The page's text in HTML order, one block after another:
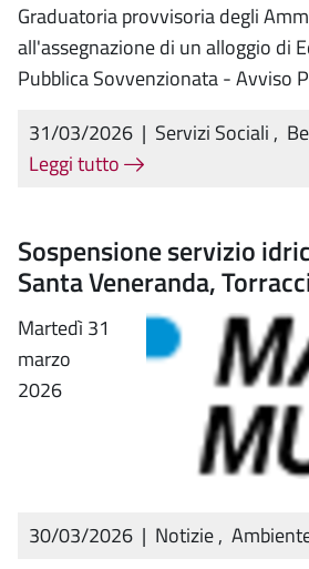
Graduatoria provvisoria degli
all'assegnazione di un alloggio di
Pubblica Sovvenzionata - Avviso
31/03/2026 | Servizi Sociali ,
Leggi tutto
Sospensione servizio
Santa Veneranda,
Martedì 31
marzo
2026
30/03/2026 | Notizie,